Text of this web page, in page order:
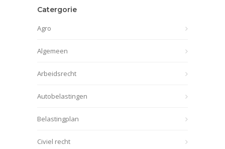
Catergorie
Agro
Algemeen
Arbeidsrecht
Autobelastingen
Belastingplan
Civiel recht